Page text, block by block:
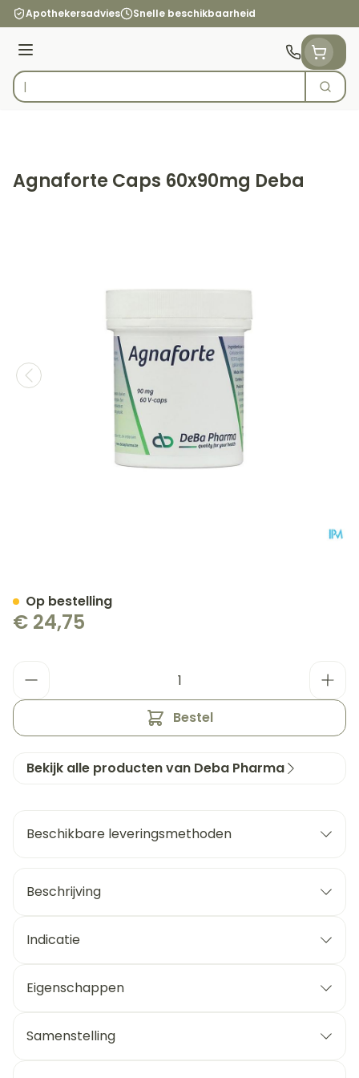
Ga naar de inhoud
Apothekersadvies Snelle beschikbaarheid
Menu
Product, merk, categorie...
Zoek
Agnaforte Caps 60x90mg Deba
€ 24,75
Bestel
Op bestelling
Bekijk alle producten van Deba Pharma
Beschikbare leveringsmethoden
Beschrijving
Indicatie
Eigenschappen
Samenstelling